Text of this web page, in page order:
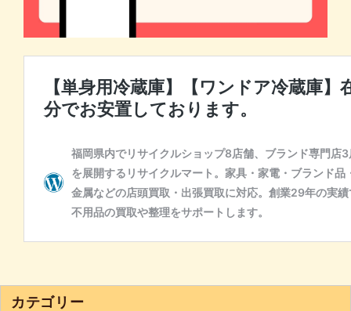
カテゴリー